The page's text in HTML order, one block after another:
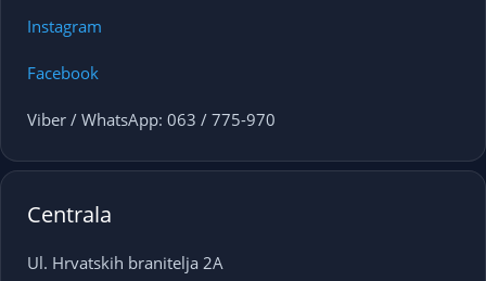
Instagram
Facebook
Viber / WhatsApp: 063 / 775-970
Centrala
Ul. Hrvatskih branitelja 2A